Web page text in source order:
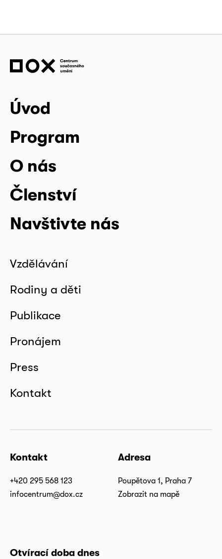
Úvod
Program
O nás
Členství
Navštivte nás
Vzdělávání
Rodiny a děti
Publikace
Pronájem
Press
Kontakt
Kontakt
+420 295 568 123
infocentrum@dox.cz
Adresa
Poupětova 1, Praha 7
Zobrazit na mapě
Otvírací doba dnes